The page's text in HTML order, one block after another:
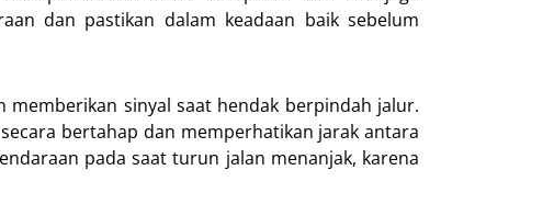
dan pastikan dalam keadaan baik sebelum
sinyal saat hendak berpindah jalur.
bertahap dan memperhatikan jarak antara
pada saat turun jalan menanjak, karena